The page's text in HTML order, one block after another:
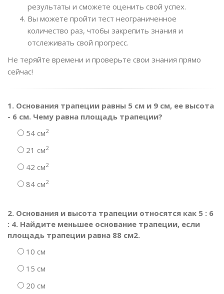
результаты и сможете оценить свой успех.
Вы можете пройти тест неограниченное
количество раз, чтобы закрепить знания и
отслеживать свой прогресс.
Не теряйте времени и проверьте свои знания прямо
сейчас!
1. Основания трапеции равны 5 см и 9 см, ее высота
- 6 см. Чему равна площадь трапеции?
54 см2
21 см2
42 см2
84 см2
2. Основания и высота трапеции относятся как 5 : 6
: 4. Найдите меньшее основание трапеции, если
площадь трапеции равна 88 см2.
10 см
15 см
20 см